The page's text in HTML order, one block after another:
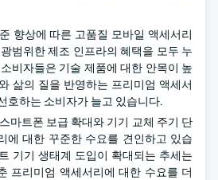
향상에 따른 고품질 모바일 액세서리
범위한 제조 인프라의 혜택을 모두 누
비자들은 기술 제품에 대한 안목이 높
삶의 질을 반영하는 프리미엄 액세서
호하는 소비자가 늘고 있습니다.
마트폰 보급 확대와 기기 교체 주기 단
에 대한 꾸준한 수요를 견인하고 있습
기기 생태계 도입이 확대되는 추세는
프리미엄 액세서리에 대한 수요를 더